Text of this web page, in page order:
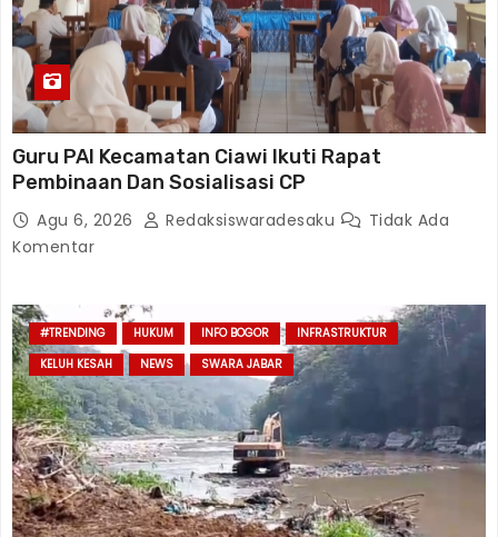
Guru PAI Kecamatan Ciawi Ikuti Rapat
Pembinaan Dan Sosialisasi CP
Agu 6, 2026 Redaksiswaradesaku
Tidak Ada
Komentar
#TRENDING HUKUM INFO BOGOR
INFRASTRUKTUR
KELUH KESAH
NEWS SWARA JABAR